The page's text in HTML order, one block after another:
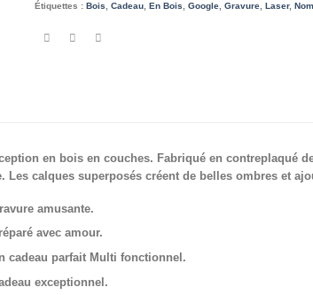
Étiquettes : Bois, Cadeau, En Bois, Google, Gravure, Laser, Nom
en bois en couches. Fabriqué en contreplaqué
Les calques superposés créent de belles ombres et
amusante.
avec amour.
cadeau parfait Multi fonctionnel.
exceptionnel.